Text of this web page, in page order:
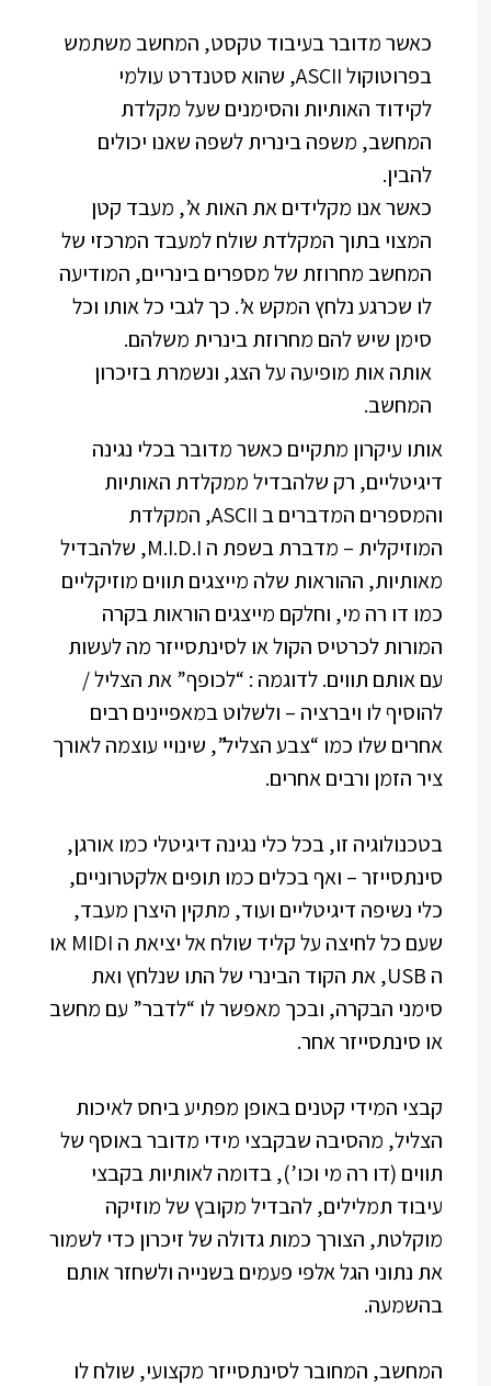
כאשר מדובר בעיבוד טקסט, המחשב משתמש
בפרוטוקול ASCII, שהוא סטנדרט עולמי
לקידוד האותיות והסימנים שעל מקלדת
המחשב, משפה בינרית לשפה שאנו יכולים
להבין.
כאשר אנו מקלידים את האות א’, מעבד קטן
המצוי בתוך המקלדת שולח למעבד המרכזי של
המחשב מחרוזת של מספרים בינריים, המודיעה
לו שכרגע נלחץ המקש א’. כך לגבי כל אותו וכל
סימן שיש להם מחרוזת בינרית משלהם.
אותה אות מופיעה על הצג, ונשמרת בזיכרון
המחשב.
אותו עיקרון מתקיים כאשר מדובר בכלי נגינה
דיגיטליים, רק שלהבדיל ממקלדת האותיות
והמספרים המדברים ב ASCII, המקלדת
המוזיקלית – מדברת בשפת ה M.I.D.I, שלהבדיל
מאותיות, ההוראות שלה מייצגים תווים מוזיקליים
כמו דו רה מי, וחלקם מייצגים הוראות בקרה
המורות לכרטיס הקול או לסינתסייזר מה לעשות
עם אותם תווים. לדוגמה : “לכופף” את הצליל /
להוסיף לו ויברציה – ולשלוט במאפיינים רבים
אחרים שלו כמו “צבע הצליל”, שינויי עוצמה לאורך
ציר הזמן ורבים אחרים.
בטכנולוגיה זו, בכל כלי נגינה דיגיטלי כמו אורגן,
סינתסייזר – ואף בכלים כמו תופים אלקטרוניים,
כלי נשיפה דיגיטליים ועוד, מתקין היצרן מעבד,
שעם כל לחיצה על קליד שולח אל יציאת ה MIDI או
ה USB, את הקוד הבינרי של התו שנלחץ ואת
סימני הבקרה, ובכך מאפשר לו “לדבר” עם מחשב
או סינתסייזר אחר.
קבצי המידי קטנים באופן מפתיע ביחס לאיכות
הצליל, מהסיבה שבקבצי מידי מדובר באוסף של
תווים (דו רה מי וכו’), בדומה לאותיות בקבצי
עיבוד תמלילים, להבדיל מקובץ של מוזיקה
מוקלטת, הצורך כמות גדולה של זיכרון כדי לשמור
את נתוני הגל אלפי פעמים בשנייה ולשחזר אותם
בהשמעה.
המחשב, המחובר לסינתסייזר מקצועי, שולח לו